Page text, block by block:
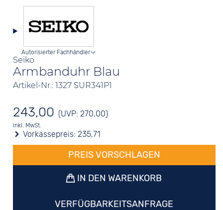
Seiko
Armbanduhr Blau
Artikel-Nr.: 1327 SUR341P1
Autorisierter Fachhändler
243,00 (UVP: 270,00)
inkl. MwSt.
Vorkassepreis:235,71
PREIS VORSCHLAGEN
IN DEN WARENKORB
VERFÜGBARKEITSANFRAGE